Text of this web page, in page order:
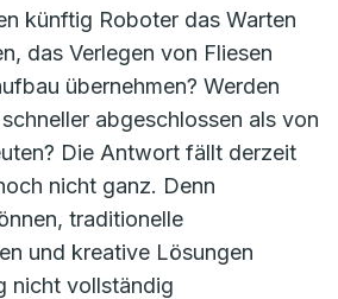
künftig Roboter das Warten
das Verlegen von Fliesen
übernehmen? Werden
abgeschlossen als von
Die Antwort fällt derzeit
nicht ganz. Denn
traditionelle
und kreative Lösungen
nicht vollständig